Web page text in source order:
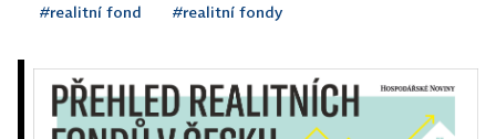
#realitní fond #realitní fondy